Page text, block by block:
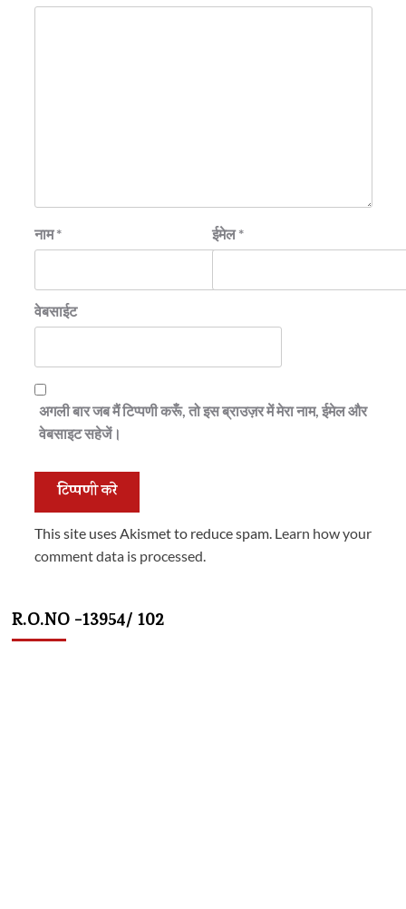
नाम* ईमेल*
वेबसाईट
अगली बार जब मैं टिप्पणी करूँ, तो इस ब्राउज़र में मेरा नाम, ईमेल और
वेबसाइट सहेजें।
This site uses Akismet to reduce spam. Learn how your
comment data is processed.
R.O.NO -13954/ 102